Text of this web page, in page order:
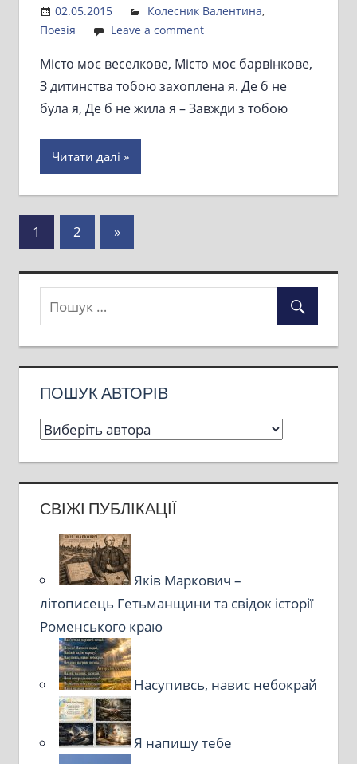
02.05.2015 Admin
Колесник Валентина,
Поезія
Leave a comment
Місто моє веселкове, Місто моє барвінкове,
З дитинства тобою захоплена я. Де б не
була я, Де б не жила я – Завжди з тобою
Читати далі
Пагінація
1 2
Next
Posts
»
ПОШУК АВТОРІВ
СВІЖІ ПУБЛІКАЦІЇ
Яків Маркович –
літописець Гетьманщини та свідок історії
Роменського краю
Насупивсь, навис небокрай
Я напишу тебе